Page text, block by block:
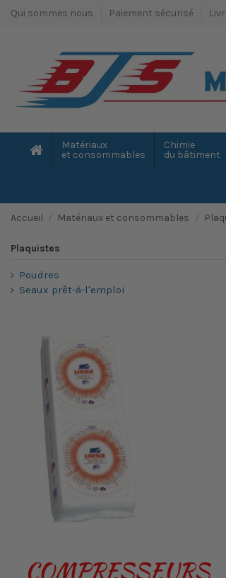
Qui sommes nous Paiement sécurisé
Matériaux
et consommables
Chimie
du bâtiment
Accueil Matériaux et consommables
Plaquistes
Poudres
Seaux prêt-à-l'emploi